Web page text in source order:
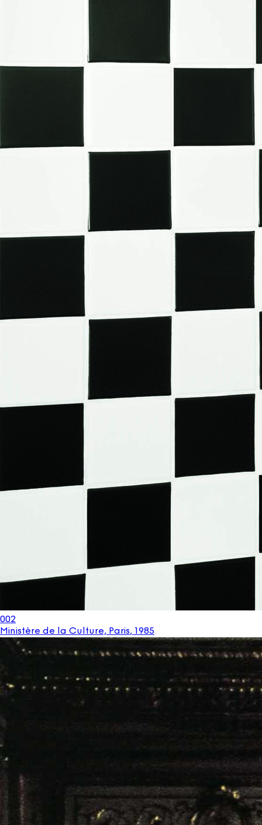
002
Ministère de la Culture, Paris, 1985